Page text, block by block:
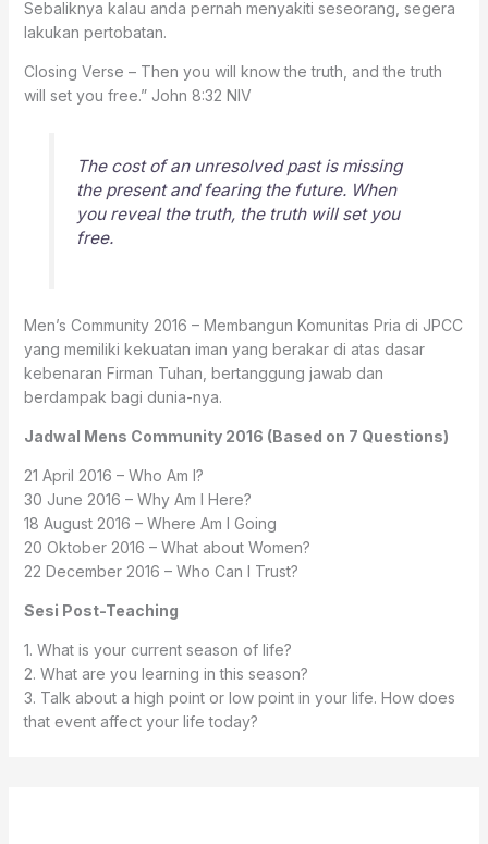
Sebaliknya kalau anda pernah menyakiti seseorang, segera
lakukan pertobatan.
Closing Verse – Then you will know the truth, and the truth
will set you free.” John 8:32 NIV
The cost of an unresolved past is missing
the present and fearing the future. When
you reveal the truth, the truth will set you
free.
Men’s Community 2016 – Membangun Komunitas Pria di JPCC
yang memiliki kekuatan iman yang berakar di atas dasar
kebenaran Firman Tuhan, bertanggung jawab dan
berdampak bagi dunia-nya.
Jadwal Mens Community 2016 (Based on 7 Questions)
21 April 2016 – Who Am I?
30 June 2016 – Why Am I Here?
18 August 2016 – Where Am I Going
20 Oktober 2016 – What about Women?
22 December 2016 – Who Can I Trust?
Sesi Post-Teaching
1. What is your current season of life?
2. What are you learning in this season?
3. Talk about a high point or low point in your life. How does
that event affect your life today?